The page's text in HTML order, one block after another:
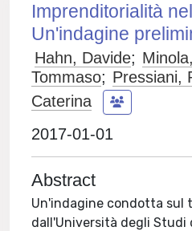
Imprenditorialità
Un'indagine
Hahn, Davide; Minola,
Tommaso; Pressiani,
Caterina
2017-01-01
Abstract
Un'indagine condotta sul
dall'Università degli Studi